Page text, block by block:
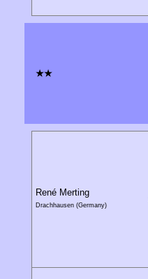
★★
René Merting
Drachhausen (Germany)